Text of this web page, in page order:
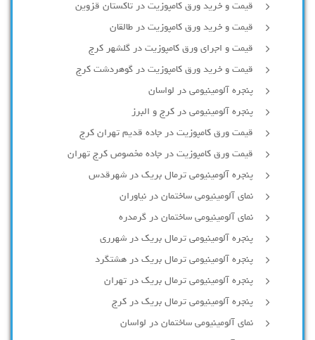
قیمت و خرید ورق کامپوزیت در تاکستان قزوین
قیمت و خرید ورق کامپوزیت در طالقان
قیمت و اجرای ورق کامپوزیت در گلشهر کرج
قیمت و خرید ورق کامپوزیت در گوهردشت کرج
پنجره آلومینیومی در لواسان
پنجره آلومینیومی در کرج و البرز
قیمت ورق کامپوزیت در جاده قدیم تهران کرج
قیمت ورق کامپوزیت در جاده مخصوص کرج تهران
پنجره آلومینیومی ترمال بریک در شهرقدس
نمای آلومینیومی ساختمان در نیاوران
نمای آلومینیومی ساختمان در گرمدره
پنجره آلومینیومی ترمال بریک در شهرری
پنجره آلومینیومی ترمال بریک در هشتگرد
پنجره آلومینیومی ترمال بریک در تهران
پنجره آلومینیومی ترمال بریک در کرج
نمای آلومینیومی ساختمان در لواسان